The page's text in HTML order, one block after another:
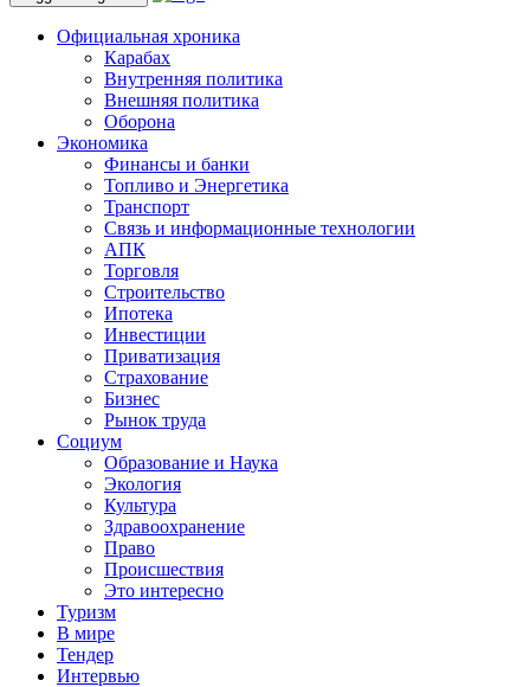
Официальная хроника
Карабах
Внутренняя политика
Внешняя политика
Оборона
Экономика
Финансы и банки
Топливо и Энергетика
Транспорт
Связь и информационные технологии
АПК
Торговля
Строительство
Ипотека
Инвестиции
Приватизация
Страхование
Бизнес
Рынок труда
Социум
Образование и Наука
Экология
Культура
Здравоохранение
Право
Происшествия
Это интересно
Туризм
В мире
Тендер
Интервью